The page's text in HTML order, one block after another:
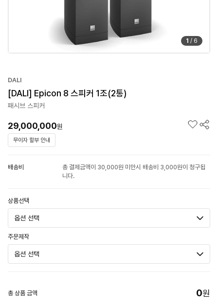
1 / 6
DALI
[DALI] Epicon 8 스피커 1조(2통)
패시브 스피커
29,000,000원
무이자 할부 안내
배송비
총 결제금액이 30,000원 미만시 배송비 3,000원이 청구됩
니다.
상품선택
주문제작
총 상품 금액 0원